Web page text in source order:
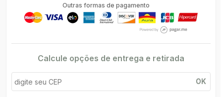
Outras formas de pagamento
Calcule opções de entrega e retirada
OK